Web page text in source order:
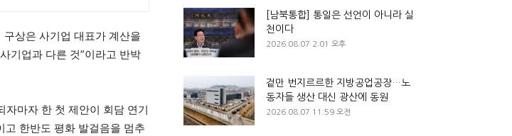
상은 사기업 대표가 계산을
기업과 다른 것”이라고 반박
자마자 한 첫 제안이 회담 연기
한반도 평화 발걸음을 멈추
[남북통합] 통일은 선언이 아니라 실
천이다
2026.08.07 2:01 오후
겉만 번지르르한 지방공업공장…노
동자들 생산 대신 광산에 동원
2026.08.07 11:59 오전